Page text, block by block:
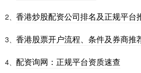
2、 香港炒股配资公司排名及正规平台
3、 香港股票开户流程、条件及券商推
4、 配资询网：正规平台资质速查